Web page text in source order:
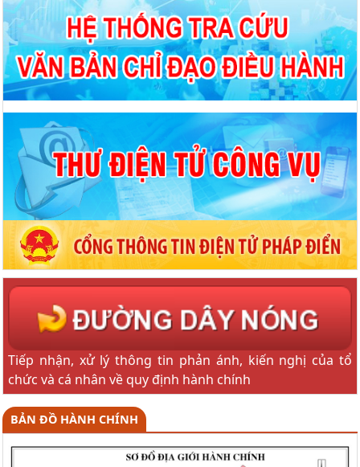
Tiếp nhận, xử lý thông tin phản ánh, kiến nghị của tổ
chức và cá nhân về quy định hành chính
BẢN ĐỒ HÀNH CHÍNH